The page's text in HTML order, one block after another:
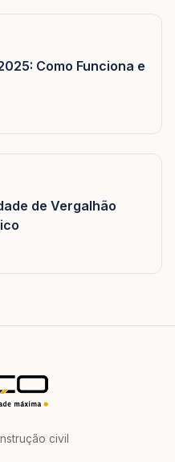
Como Funciona e
de Vergalhão
civil